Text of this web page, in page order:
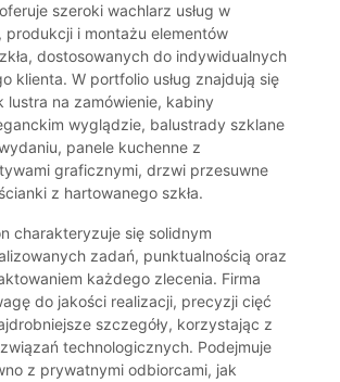
szeroki wachlarz usług w
produkcji i montażu elementów
dostosowanych do indywidualnych
klienta. W portfolio usług znajdują się
na zamówienie, kabiny
wyglądzie, balustrady szklane
panele kuchenne z
graficznymi, drzwi przesuwne
z hartowanego szkła.
charakteryzuje się solidnym
zadań, punktualnością oraz
każdego zlecenia. Firma
do jakości realizacji, precyzji cięć
szczegóły, korzystając z
technologicznych. Podejmuje
z prywatnymi odbiorcami, jak